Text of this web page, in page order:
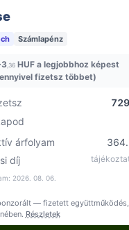
Számlapénz
3,36HUF a legjobbhoz képest
fizetsz többet)
729
árfolyam
díj
2026. 08. 06.
— fizetett
Részletek